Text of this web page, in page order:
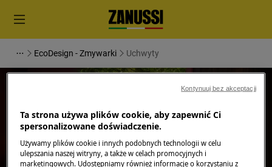
EcoDesign - Zmywarki Uchwyty
Wsparcie dla Uchwyty
Ta strona używa plików cookie, aby zapewnić Ci
spersonalizowane doświadczenie.
Używamy plików cookie i innych podobnych technologii w celu
ulepszania naszej witryny, a także w celach promocyjnych i
marketingowych. Udostępniamy również informacje o korzystaniu z
Kontynuuj bez akceptacji